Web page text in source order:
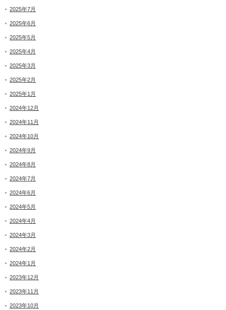
2025年7月
2025年6月
2025年5月
2025年4月
2025年3月
2025年2月
2025年1月
2024年12月
2024年11月
2024年10月
2024年9月
2024年8月
2024年7月
2024年6月
2024年5月
2024年4月
2024年3月
2024年2月
2024年1月
2023年12月
2023年11月
2023年10月